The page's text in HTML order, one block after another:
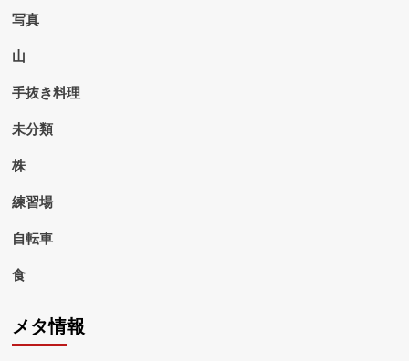
写真
山
手抜き料理
未分類
株
練習場
自転車
食
メタ情報